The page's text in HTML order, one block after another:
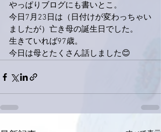
やっぱりブログにも書いとこ。
今日7月23日は（日付けが変わっちゃい
ましたが）亡き母の誕生日でした。
生きていれば97歳。
今日は母とたくさん話しました😊